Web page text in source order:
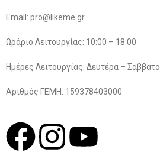
Email: pro@likeme.gr
Ωράριο Λειτουργίας: 10:00 – 18:00
Ημέρες Λειτουργίας: Δευτέρα – Σάββατο
Αριθμός ΓΕΜΗ: 159378403000